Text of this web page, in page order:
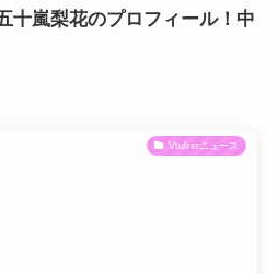
十嵐梨花のプロフィール！中
Vtuberニュース